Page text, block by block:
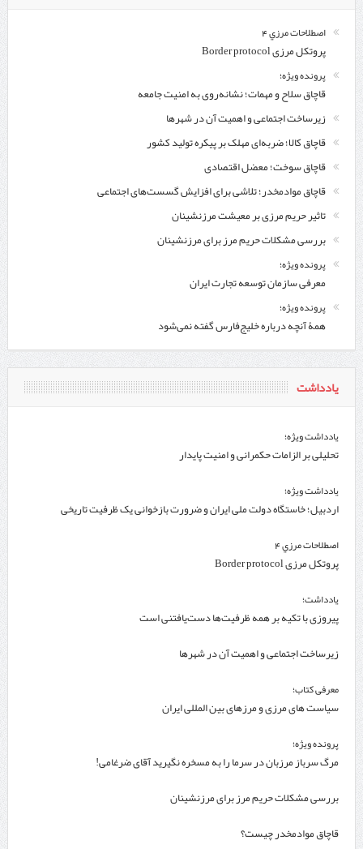
اصطلاحات مرزي 4
پروتکل مرزی Border protocol
پرونده ویژه؛
قاچاق سلاح و مهمات؛ نشانه‌روی به امنیت جامعه
زیرساخت اجتماعی و اهمیت آن در شهرها
قاچاق کالا؛ ضربه‌ای مهلک بر پیکره تولید کشور
قاچاق سوخت؛ معضل اقتصادی
قاچاق موادمخدر؛ تلاشی برای افزایش گسست‌های اجتماعی
تاثیر حریم مرزی بر معیشت مرزنشینان
بررسی مشکلات حریم مرز برای مرزنشینان
پرونده ویژه؛
معرفی سازمان توسعه تجارت ایران
پرونده ویژه؛
همۀ آنچه درباره خلیج‌‌فارس گفته نمی‌شود
یادداشت
یادداشت ویژه؛
تحلیلی بر الزامات حکمرانی و امنیت پایدار
یادداشت ویژه؛
اردبیل؛ خاستگاه دولت ملی ایران و ضرورت بازخوانی یک ظرفیت تاریخی
اصطلاحات مرزي 4
پروتکل مرزی Border protocol
یادداشت؛
پیروزی با تکیه بر همه ظرفیت‌ها دست‌یافتنی است
زیرساخت اجتماعی و اهمیت آن در شهرها
معرفی کتاب؛
سیاست های مرزی و مرزهای بین المللی ایران
پرونده ویژه؛
مرگ سرباز مرزبان در سرما را به مسخره نگیرید آقای ضرغامی!
بررسی مشکلات حریم مرز برای مرزنشینان
قاچاق موادمخدر چیست؟